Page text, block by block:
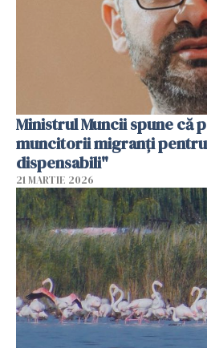
Ministrul Muncii spune că
muncitorii migranți
dispensabili"
21 MARTIE 2026